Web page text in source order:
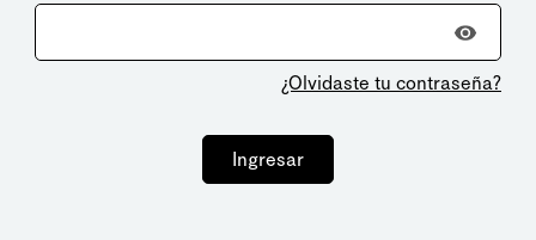
¿Olvidaste tu contraseña?
Ingresar